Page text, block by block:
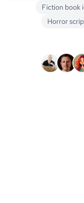
Fiction book
Horror